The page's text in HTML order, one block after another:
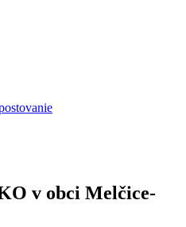
v obci Melčice-